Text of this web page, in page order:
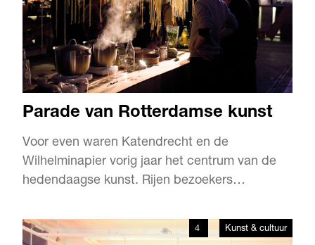
Parade van Rotterdamse kunst
Voor even waren Katendrecht en de
Wilhelminapier vorig jaar het centrum van de
hedendaagse kunst. Rijen bezoekers
de Rotterdam Art Week. Museumdirecteuren
en verzamelaars stonden in hippe loodsen zij-
4 Kunst & cultuur